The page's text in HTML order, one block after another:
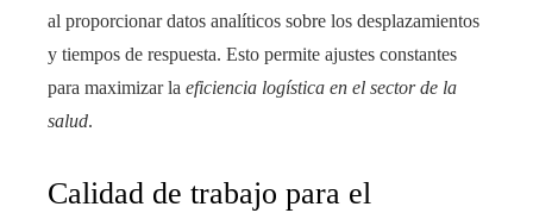
al proporcionar datos analíticos sobre los desplazamientos
y tiempos de respuesta. Esto permite ajustes constantes
para maximizar la eficiencia logística en el sector de la
salud.
Calidad de trabajo para el